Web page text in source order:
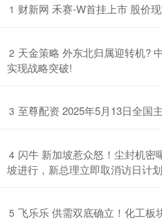
1 财新网 禾赛-W首挂上市 股价
2 天金策略 外东北归属迎转机?
实现战略突破!
3 至尊配资 2025年5月13日全国
4 闪牛 新加坡惹众怒！尘封机密
坡进行，新总理立即取消访日计划
5 飞乐乐 供需双底确立！化工板